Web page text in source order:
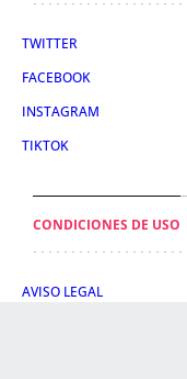
TWITTER
FACEBOOK
INSTAGRAM
TIKTOK
CONDICIONES DE USO
AVISO LEGAL